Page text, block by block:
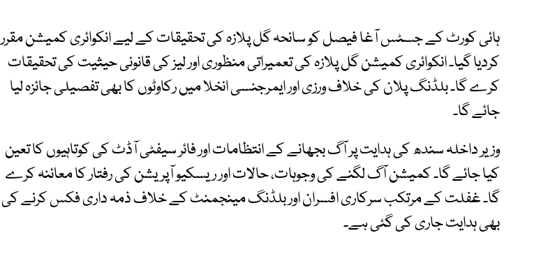
ہائی کورٹ کے جسٹس آغا فیصل کو سانحہ گل پلازہ کی تحقیقات کے لیے انکوائری کمیشن مقرر
کردیا گیا۔ انکوائری کمیشن گل پلازہ کی تعمیراتی منظوری اور لیز کی قانونی حیثیت کی تحقیقات
کرے گا۔ بلڈنگ پلان کی خلاف ورزی اور ایمرجنسی انخلا میں رکاوٹوں کا بھی تفصیلی جائزہ لیا
جائے گا۔
وزیر داخلہ سندھ کی ہدایت پر آگ بجھانے کے انتظامات اور فائر سیفٹی آڈٹ کی کوتاہیوں کا تعین
کیا جائے گا۔ کمیشن آگ لگنے کی وجوہات، حالات اور ریسکیو آپریشن کی رفتار کا معائنہ کرے
گا۔ غفلت کے مرتکب سرکاری افسران اور بلڈنگ مینجمنٹ کے خلاف ذمہ داری فکس کرنے کی
بھی ہدایت جاری کی گئی ہے۔